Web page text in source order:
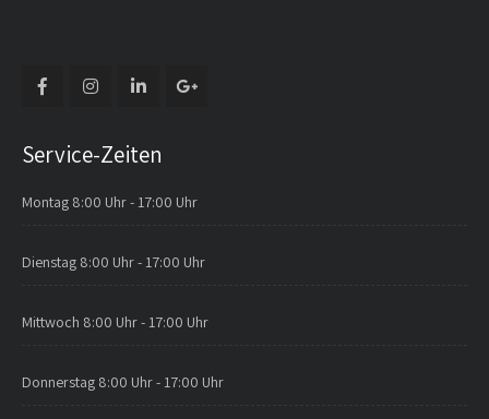
Service-Zeiten
Montag 8:00 Uhr - 17:00 Uhr
Dienstag 8:00 Uhr - 17:00 Uhr
Mittwoch 8:00 Uhr - 17:00 Uhr
Donnerstag 8:00 Uhr - 17:00 Uhr